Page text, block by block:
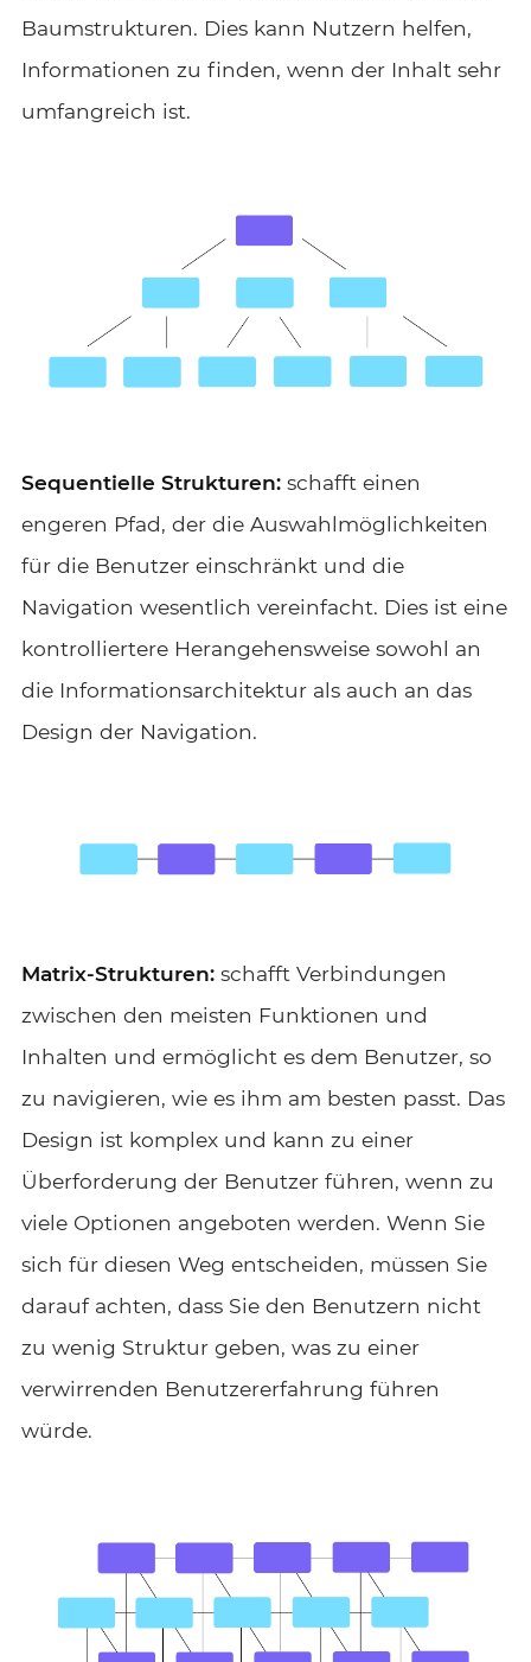
Baumstrukturen. Dies kann Nutzern helfen,
Informationen zu finden, wenn der Inhalt sehr
umfangreich ist.
Sequentielle Strukturen:schafft einen
engeren Pfad, der die Auswahlmöglichkeiten
für die Benutzer einschränkt und die
Navigation wesentlich vereinfacht. Dies ist eine
kontrolliertere Herangehensweise sowohl an
die Informationsarchitektur als auch an das
Design der Navigation.
Matrix-Strukturen:schafft Verbindungen
zwischen den meisten Funktionen und
Inhalten und ermöglicht es dem Benutzer, so
zu navigieren, wie es ihm am besten passt. Das
Design ist komplex und kann zu einer
Überforderung der Benutzer führen, wenn zu
viele Optionen angeboten werden. Wenn Sie
sich für diesen Weg entscheiden, müssen Sie
darauf achten, dass Sie den Benutzern nicht
zu wenig Struktur geben, was zu einer
verwirrenden Benutzererfahrung führen
würde.